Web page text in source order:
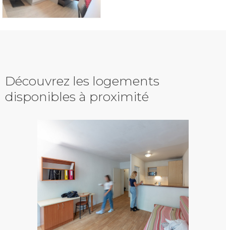
Découvrez les logements
disponibles à proximité